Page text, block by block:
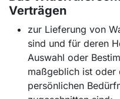
Verträgen
zur Lieferung von
sind und für deren
Auswahl oder
maßgeblich ist oder
persönlichen